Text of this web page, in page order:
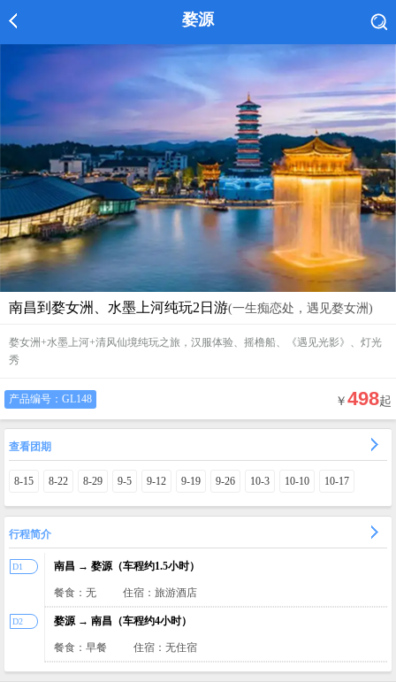
婺源
南昌到婺女洲、水墨上河纯玩2日游(一生痴恋处，遇见婺女洲)
婺女洲+水墨上河+清风仙境纯玩之旅，汉服体验、摇橹船、《遇见光影》、灯光
秀
产品编号： GL148 ￥ 498起
查看团期
8-15 8-22 8-29 9-5 9-12 9-19 9-26 10-3 10-10 10-17
行程简介
南昌 → 婺源（车程约1.5小时）
餐食：无 住宿：旅游酒店
D1
婺源 → 南昌（车程约4小时）
餐食：早餐 住宿：无住宿
D2